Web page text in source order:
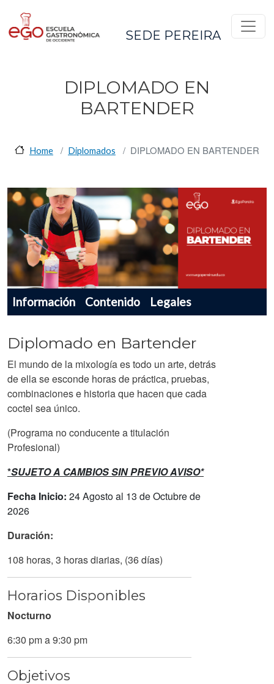
SEDE PEREIRA
DIPLOMADO EN
BARTENDER
Home Diplomados DIPLOMADO EN BARTENDER
Menu navegador producto
Información Contenido Legales
Diplomado en Bartender
El mundo de la mixología es todo un arte, detrás
de ella se esconde horas de práctica, pruebas,
combinaciones e historia que hacen que cada
coctel sea único.
(Programa no conducente a titulación
Profesional)
*SUJETO A CAMBIOS SIN PREVIO AVISO*
Fecha Inicio: 24 Agosto al 13 de Octubre de
2026
Duración:
108 horas, 3 horas diarias, (36 días)
Horarios Disponibles
Nocturno
6:30 pm a 9:30 pm
Objetivos